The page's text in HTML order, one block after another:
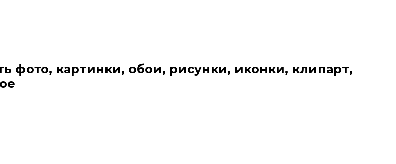
фото, картинки, обои, рисунки, иконки, клипарт,